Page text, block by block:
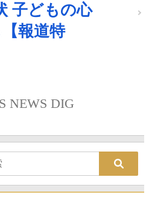
子どもの心
報道特
NEWS DIG